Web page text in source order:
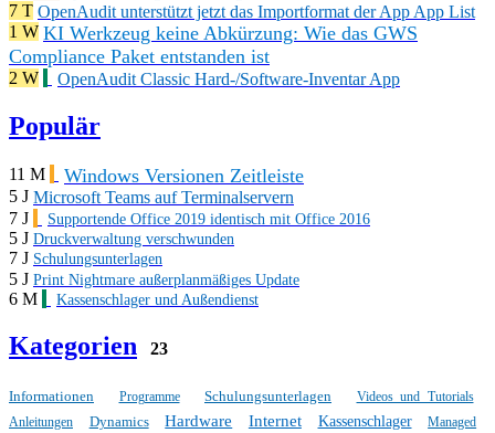
7 T OpenAudit unterstützt jetzt das Importformat der App App List
1 W KI Werkzeug keine Abkürzung: Wie das GWS
Compliance Paket entstanden ist
2 W OpenAudit Classic Hard-/Software-Inventar App
Populär
11 M Windows Versionen Zeitleiste
5 J Microsoft Teams auf Terminalservern
7 J
Supportende Office 2019 identisch mit Office 2016
5 J Druckverwaltung verschwunden
7 J Schulungsunterlagen
5 J Print Nightmare außerplanmäßiges Update
6 M Kassenschlager und Außendienst
Kategorien 23
Informationen Programme Schulungsunterlagen
Videos und Tutorials
Anleitungen
Dynamics Hardware Internet Kassenschlager Managed